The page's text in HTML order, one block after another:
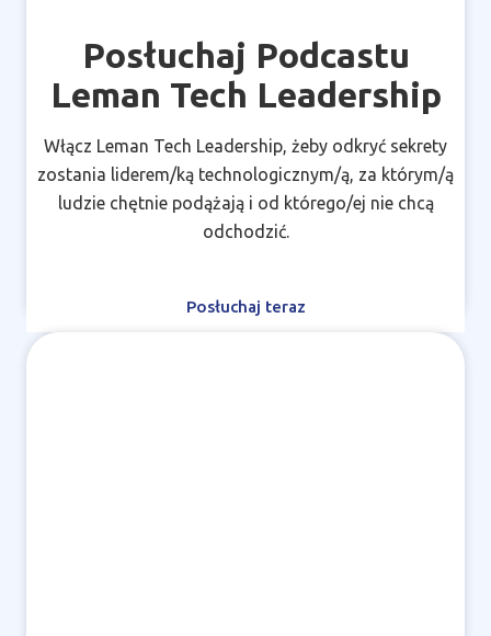
Posłuchaj Podcastu
Leman Tech Leadership
Włącz Leman Tech Leadership, żeby odkryć sekrety
zostania liderem/ką technologicznym/ą, za którym/ą
ludzie chętnie podążają i od którego/ej nie chcą
odchodzić.
Posłuchaj teraz